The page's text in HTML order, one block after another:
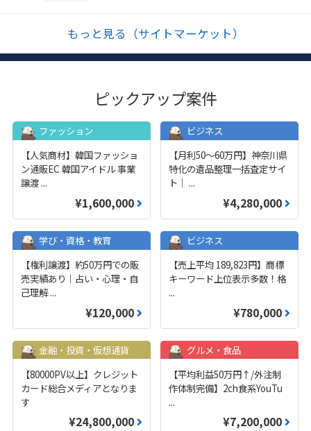
もっと見る（サイトマーケット）
ピックアップ案件
ファッション
【人気商材】韓国ファッショ
ン通販EC 韓国アイドル 事業
譲渡 ...
¥1,600,000
ビジネス
【月利50〜60万円】神奈川県
特化の遺品整理一括査定サイ
ト｜ ...
¥4,280,000
学び・資格・教育
【権利譲渡】約50万円での販
売実績あり｜占い・心理・自
己理解...
¥120,000
ビジネス
【売上平均 189,823円】商標
キーワード上位表示多数！格
...
¥780,000
金融・投資・仮想通貨
【80000PV以上】クレジット
カード総合メディアとなりま
す
¥24,800,000
グルメ・食品
【平均利益50万円↑/外注制
作体制完備】2ch食系YouTu
...
¥7,200,000